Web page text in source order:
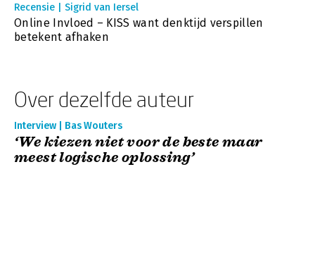
Recensie | Sigrid van Iersel
Online Invloed – KISS want denktijd verspillen
betekent afhaken
Over dezelfde auteur
Interview | Bas Wouters
‘We kiezen niet voor de beste maar
meest logische oplossing’